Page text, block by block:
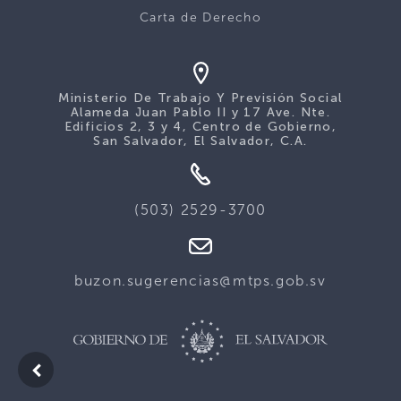
Carta de Derecho
Ministerio De Trabajo Y Previsión Social
Alameda Juan Pablo II y 17 Ave. Nte.
Edificios 2, 3 y 4, Centro de Gobierno,
San Salvador, El Salvador, C.A.
(503) 2529-3700
buzon.sugerencias@mtps.gob.sv